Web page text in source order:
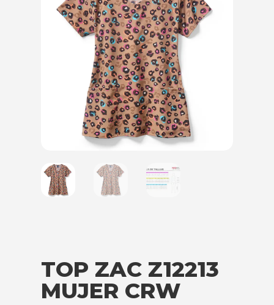
TOP ZAC Z12213
MUJER CRW